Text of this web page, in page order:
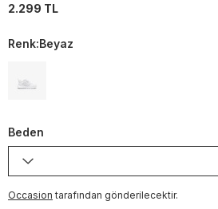
2.299 TL
Renk:Beyaz
Beden
Occasion tarafından gönderilecektir.